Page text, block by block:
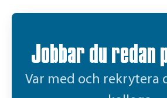
Jobbar du redan
Var med och rekrytera